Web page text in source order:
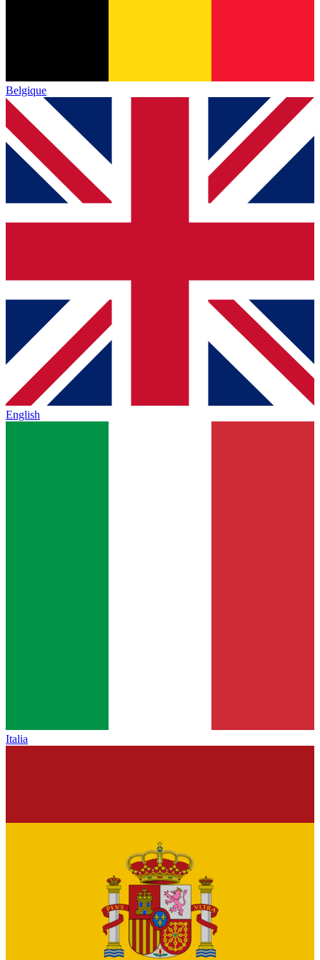
Belgique
English
Italia